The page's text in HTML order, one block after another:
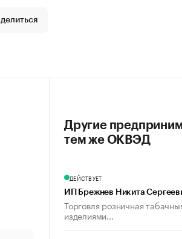
Другие
тем же ОКВЭД
ДЕЙСТВУЕТ
ИП Брежнев Никита
Торговля розничная
изделиями...